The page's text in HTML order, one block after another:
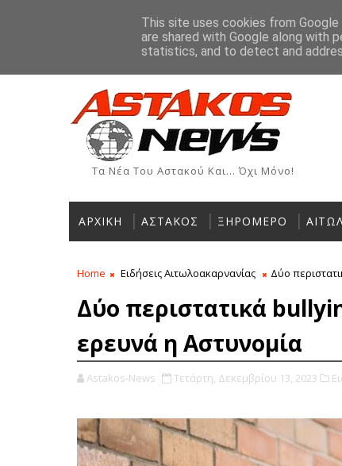
Ιστορία Χρήσιμα Τηλέφωνα
ΡΟΗ ΕΙΔΗΣΕΩΝ
Τα Νέα Του Αστακού Και... Όχι Μόνο!
ΑΡΧΙΚΗ ΑΣΤΑΚΟΣ ΞΗΡΟΜΕΡΟ
Home Ειδήσεις Αιτωλοακαρνανίας Δύο
Δύο περιστατικά
ερευνά η Αστυνομία
Astakos-News Τετάρτη, Δεκεμβρίου 13, 2023
This site uses cookies from
are shared with Google along with
statistics, and to detect and